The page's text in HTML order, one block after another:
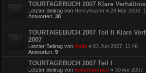
TOURTAGEBUCH 2007 Klare
Letzter Beitrag von HenryKupfer « 26 Mär 2008,
Antworten: 30
TOURTAGEBUCH 2007 Teil II Klare
2007
Letzter Beitrag von Kalle « 03 Jun 2007, 11:46
Antworten: 9
TOURTAGEBUCH 2007 Teil I
Letzter Beitrag von heikomannes « 30 Apr 2007,